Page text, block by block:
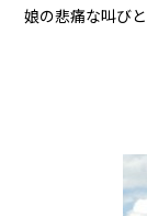
娘の悲痛な叫び